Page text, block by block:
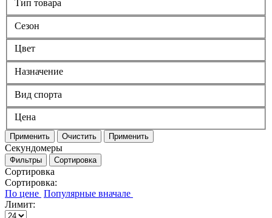
Тип товара
Сезон
Цвет
Назначение
Вид спорта
Цена
Применить Очистить Применить
Секундомеры
Фильтры Сортировка
Сортировка
Сортировка:
Лимит: